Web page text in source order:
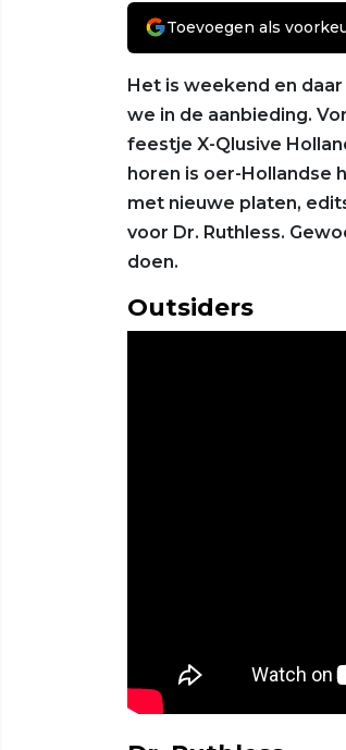
Toevoegen als
Het is weekend en
we in de aanbieding.
feestje X-Qlusive
horen is oer-Hollandse
met nieuwe platen,
voor Dr. Ruthless.
doen.
Outsiders